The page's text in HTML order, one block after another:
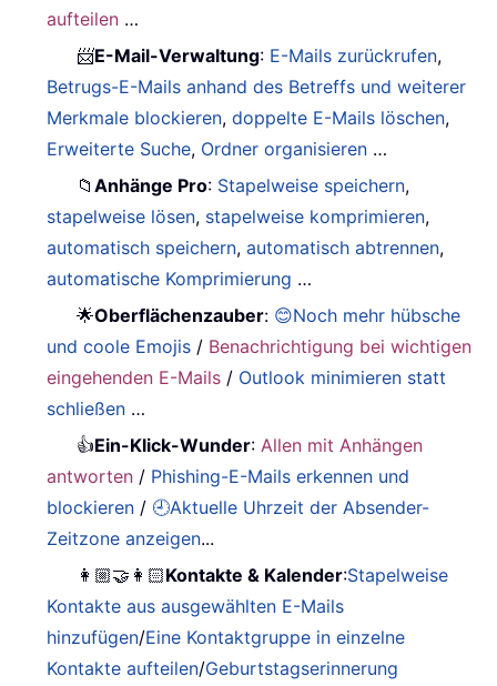
aufteilen …
📨E-Mail-Verwaltung: E-Mails zurückrufen,
Betrugs-E-Mails anhand des Betreffs und weiterer
Merkmale blockieren,doppelte E-Mails löschen,
Erweiterte Suche, Ordner organisieren …
📁Anhänge Pro: Stapelweise speichern,
stapelweise lösen, stapelweise komprimieren,
automatisch speichern,automatisch abtrennen,
automatische Komprimierung …
🌟Oberflächenzauber: 😊Noch mehr hübsche
und coole Emojis / Benachrichtigung bei wichtigen
eingehenden E-Mails / Outlook minimieren statt
schließen …
👍Ein-Klick-Wunder: Allen mit Anhängen
antworten / Phishing-E-Mails erkennen und
blockieren / 🕘Aktuelle Uhrzeit der Absender-
Zeitzone anzeigen...
👩🏼‍🤝‍👩🏻Kontakte & Kalender:Stapelweise
Kontakte aus ausgewählten E-Mails
hinzufügen/Eine Kontaktgruppe in einzelne
Kontakte aufteilen/Geburtstagserinnerung